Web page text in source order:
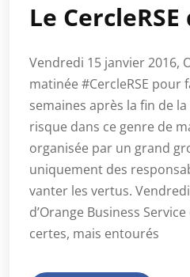
Le CercleRSE
Vendredi 15 janvier 2016,
matinée #CercleRSE
semaines après la fin de
risque dans ce genre de
organisée par un grand
uniquement des
vanter les vertus.
d’Orange Business
certes, mais entourés